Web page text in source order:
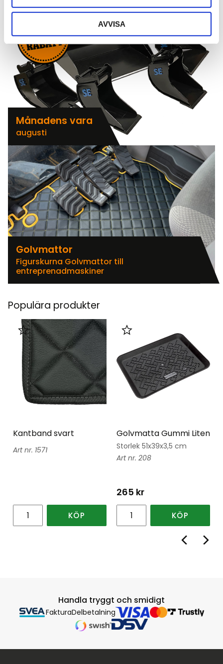
AVVISA
Månadens vara
augusti
Golvmattor
Figurskurna Golvmattor till
entreprenadmaskiner
Populära produkter
Kantband svart
1571
Lägg till i favoriter
KÖP
Golvmatta Gummi Liten
Storlek 51x39x3,5 cm
208
265 kr
Lägg till i favoriter
KÖP
Handla tryggt och smidigt
FakturaDelbetalning